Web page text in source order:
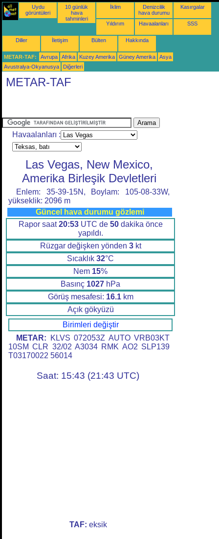
Uydu
görüntüleri
10 günlük
hava
tahminleri
İklim
Denizcilik
hava durumu
Kasırgalar
Yıldırım Havaalanları SSS
Diller İletişim Bülten Hakkında
METAR-TAF: Avrupa Afrika Kuzey Amerika Güney Amerika
Asya
Avustralya-Okyanusya
Diğerleri
METAR-TAF
Havaalanları :
Las Vegas, New Mexico,
Amerika Birleşik Devletleri
Enlem: 35-39-15N, Boylam: 105-08-33W,
yükseklik: 2096 m
Güncel hava durumu gözlemi
Rapor saat20:53UTC de 50dakika önce
yapıldı.
Rüzgar değişken yönden 3kt
Sıcaklık 32°C
Nem 15%
Basınç 1027 hPa
Görüş mesafesi: 16.1km
Açık gökyüzü
Birimleri değiştir
METAR: KLVS 072053Z AUTO VRB03KT
10SM CLR 32/02 A3034 RMK AO2 SLP139
T03170022 56014
Saat: 15:43 (21:43 UTC)
TAF: eksik